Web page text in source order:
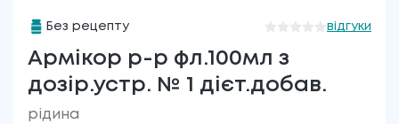
Без рецепту відгуки
Армікор р-р фл.100мл з
дозір.устр. № 1 дієт.добав.
рідина